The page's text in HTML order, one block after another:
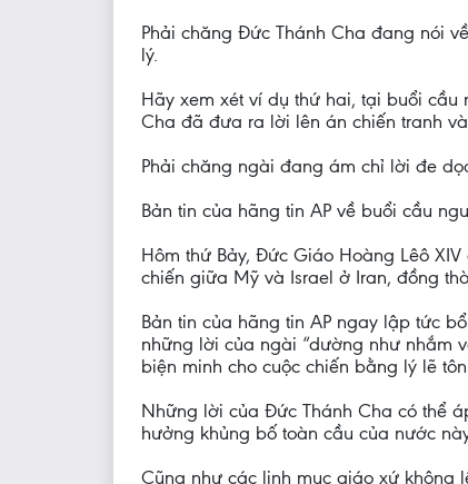
Phải chăng Đức Thánh Cha đang nói
lý.
Hãy xem xét ví dụ thứ hai, tại buổi cầu
Cha đã đưa ra lời lên án chiến tranh
Phải chăng ngài đang ám chỉ lời đe
Bản tin của hãng tin AP về buổi cầu
Hôm thứ Bảy, Đức Giáo Hoàng Lêô
chiến giữa Mỹ và Israel ở Iran, đồng
Bản tin của hãng tin AP ngay lập tức
những lời của ngài “dường như nhắm
biện minh cho cuộc chiến bằng lý lẽ tôn
Những lời của Đức Thánh Cha có thể
hưởng khủng bố toàn cầu của nước
Cũng như các linh mục giáo xứ không